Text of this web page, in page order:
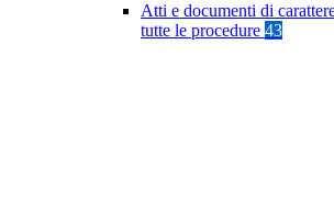
Atti e documenti di
tutte le procedure 43